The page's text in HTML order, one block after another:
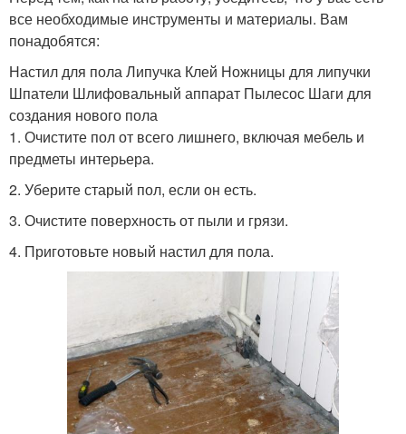
все необходимые инструменты и материалы. Вам
понадобятся:
Настил для пола Липучка Клей Ножницы для липучки
Шпатели Шлифовальный аппарат Пылесос Шаги для
создания нового пола
1. Очистите пол от всего лишнего, включая мебель и
предметы интерьера.
2. Уберите старый пол, если он есть.
3. Очистите поверхность от пыли и грязи.
4. Приготовьте новый настил для пола.